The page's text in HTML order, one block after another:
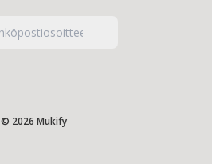
© 2026 Mukify